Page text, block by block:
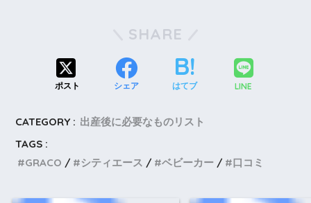
SHARE
ポスト シェア はてブ LINE
CATEGORY : 出産後に必要なものリスト
TAGS :
GRACO
シティエース ベビーカー 口コミ